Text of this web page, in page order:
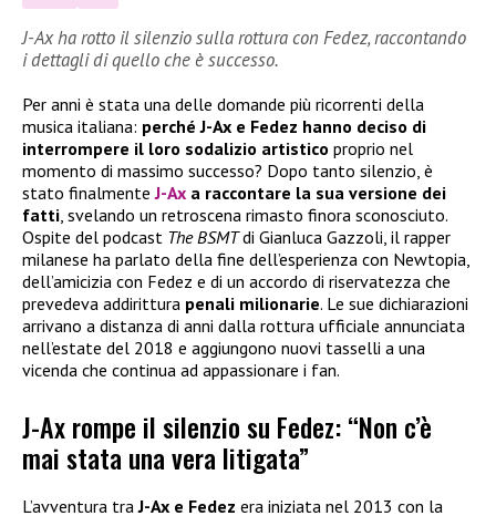
J-Ax ha rotto il silenzio sulla rottura con Fedez, raccontando
i dettagli di quello che è successo.
Per anni è stata una delle domande più ricorrenti della
musica italiana: perché J-Ax e Fedez hanno deciso di
interrompere il loro sodalizio artistico proprio nel
momento di massimo successo? Dopo tanto silenzio, è
stato finalmenteJ-Ax a raccontare la sua versione dei
fatti, svelando un retroscena rimasto finora sconosciuto.
Ospite del podcast The BSMTdi Gianluca Gazzoli, il rapper
milanese ha parlato della fine dell’esperienza con Newtopia,
dell’amicizia con Fedez e di un accordo di riservatezza che
prevedeva addirittura penali milionarie. Le sue dichiarazioni
arrivano a distanza di anni dalla rottura ufficiale annunciata
nell’estate del 2018 e aggiungono nuovi tasselli a una
vicenda che continua ad appassionare i fan.
J-Ax rompe il silenzio su Fedez: “Non c’è
mai stata una vera litigata”
L’avventura traJ-Ax e Fedez era iniziata nel 2013 con la